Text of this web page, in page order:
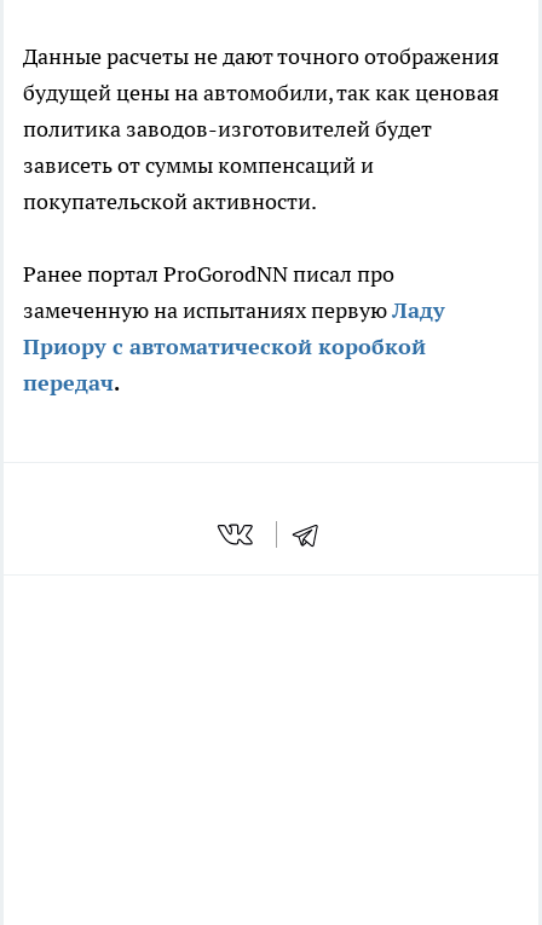
Данные расчеты не дают точного отображения
будущей цены на автомобили, так как ценовая
политика заводов-изготовителей будет
зависеть от суммы компенсаций и
покупательской активности.
Ранее портал ProGorodNN писал про
замеченную на испытаниях первуюЛаду
Приору с автоматической коробкой
передач.